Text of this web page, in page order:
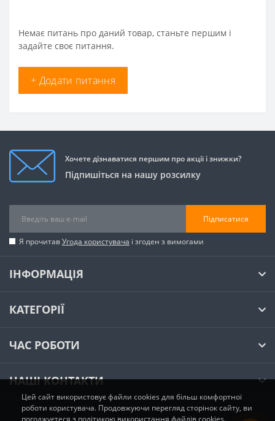
Немає питань про даний товар, станьте першим і
задайте своє питання.
+ Додати питання
Хочете дізнаватися першим про акції і знижки?
Підпишіться на нашу розсилку
Підписатися
Я прочитавУгода користувача і згоден з вимогами
ІНФОРМАЦІЯ
КАТЕГОРІЇ
ЧАС РОБОТИ
НАШІ КОНТАКТИ
Цей сайт використовує файли cookies для більш комфортної
роботи користувача. Продовжуючи перегляд сторінок сайту, ви
погоджуєтеся з політикою використання файлів cookies.